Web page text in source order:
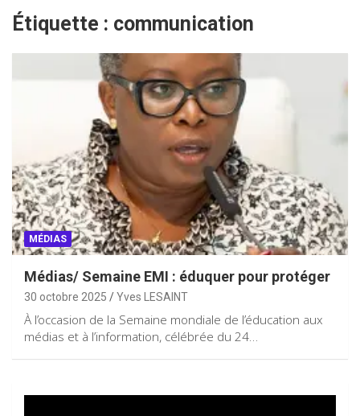
Étiquette : communication
MÉDIAS
Médias/ Semaine EMI : éduquer pour protéger
30 octobre 2025 Yves LESAINT
À l’occasion de la Semaine mondiale de l’éducation aux
médias et à l’information, célébrée du 24…